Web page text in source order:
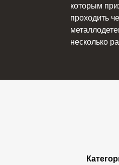
которым
проходить
несколько